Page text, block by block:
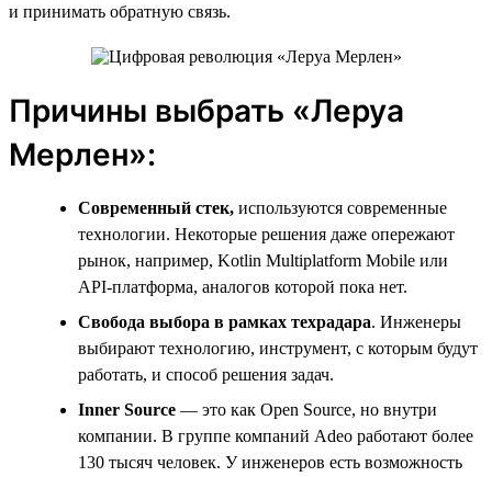
и принимать обратную связь.
Причины выбрать «Леруа
Мерлен»:
Современный стек, используются современные
технологии. Некоторые решения даже опережают
рынок, например, Kotlin Multiplatform Mobile или
API-платформа, аналогов которой пока нет.
Свобода выбора в рамках техрадара. Инженеры
выбирают технологию, инструмент, с которым будут
работать, и способ решения задач.
Inner Source — это как Open Source, но внутри
компании. В группе компаний Adeo работают более
130 тысяч человек. У инженеров есть возможность